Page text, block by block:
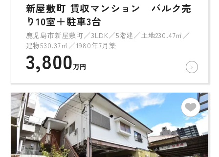
新屋敷町 賃収マンション バルク売
り10室＋駐車3台
鹿児島市新屋敷町／3LDK／5階建／土地230.47㎡／
建物530.37㎡／1980年7月築
3,800万円